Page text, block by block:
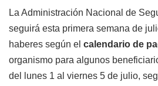
La Administración Nacional de
seguirá esta primera semana de
haberes según el calendario de
organismo para algunos
del lunes 1 al viernes 5 de julio,